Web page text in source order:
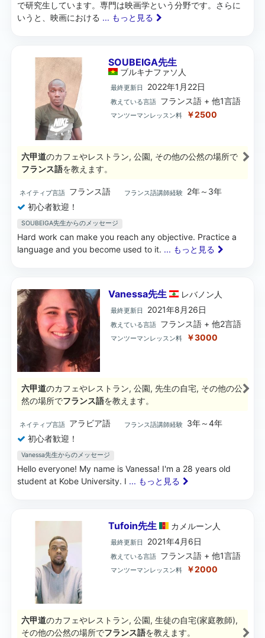
で研究生しています。専門は映画学という分野です。さらに
いうと、映画における ... もっと見る
SOUBEIGA先生
ブルキナファソ 人
最終更新日 2022年1月22日
教えている言語 フランス語 + 他1言語
マンツーマンレッスン料 ￥2500
六甲道のカフェやレストラン, 公園, その他の公然の場所で
フランス語を教えます。
ネイティブ言語 フランス語 フランス語講師経験
2年～3年
初心者歓迎！
SOUBEIGA先生からのメッセージ
Hard work can make you reach any objective. Practice a
language and you become used to it. ... もっと見る
Vanessa先生 レバノン 人
最終更新日 2021年8月26日
教えている言語 フランス語 + 他2言語
マンツーマンレッスン料 ￥3000
六甲道のカフェやレストラン, 公園, 先生の自宅, その他の公
然の場所でフランス語を教えます。
ネイティブ言語 アラビア語 フランス語講師経験
3年～4年
初心者歓迎！
Vanessa先生からのメッセージ
Hello everyone! My name is Vanessa! I'm a 28 years old
student at Kobe University. I ... もっと見る
Tufoin先生 カメルーン 人
最終更新日 2021年4月6日
教えている言語 フランス語 + 他1言語
マンツーマンレッスン料 ￥2000
六甲道のカフェやレストラン, 公園, 生徒の自宅(家庭教師),
その他の公然の場所でフランス語を教えます。